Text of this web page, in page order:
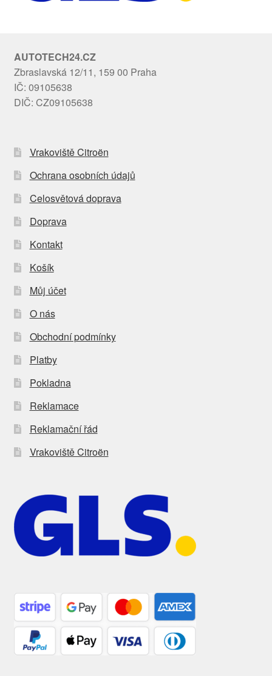
AUTOTECH24.CZ
Zbraslavská 12/11, 159 00 Praha
IČ: 09105638
DIČ: CZ09105638
Vrakoviště Citroën
Ochrana osobních údajů
Celosvětová doprava
Doprava
Kontakt
Košík
Můj účet
O nás
Obchodní podmínky
Platby
Pokladna
Reklamace
Reklamační řád
Vrakoviště Citroën